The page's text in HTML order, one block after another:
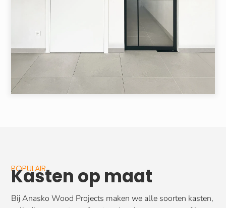
POPULAIR
Kasten op maat
Bij Anasko Wood Projects maken we alle soorten kasten,